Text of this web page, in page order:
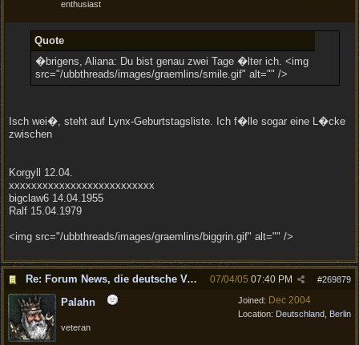
enthusiast
Quote
�brigens, Aliana: Du bist genau zwei Tage �lter ich. <img
src="/ubbthreads/images/graemlins/smile.gif" alt="" />
Isch wei�, steht auf Lynx-Geburtstagsliste. Ich f�lle sogar eine L�cke
zwischen
Korgyll 12.04.
xxxxxxxxxxxxxxxxxxxxxxxxxx
bigclaw6 14.04.1955
Ralf 15.04.1979
<img src="/ubbthreads/images/graemlins/biggrin.gif" alt="" />
Re: Forum News, die deutsche Version. #269879
07/04/05 07:40 PM
Joined: Dec 2004
Location: Deutschland, Berlin
Palahn
veteran